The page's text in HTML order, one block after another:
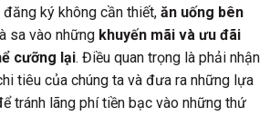
đăng ký không cần thiết, ăn uống bên
sa vào những khuyến mãi và ưu đãi
cưỡng lại. Điều quan trọng là phải nhận
tiêu của chúng ta và đưa ra những lựa
tránh lãng phí tiền bạc vào những thứ